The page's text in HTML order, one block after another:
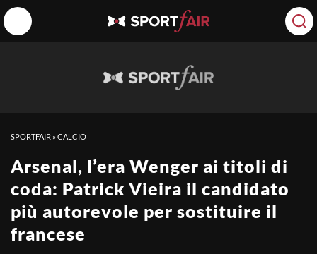
SPORTFAIR »CALCIO
Arsenal, l’era Wenger ai titoli di
coda: Patrick Vieira il candidato
più autorevole per sostituire il
francese